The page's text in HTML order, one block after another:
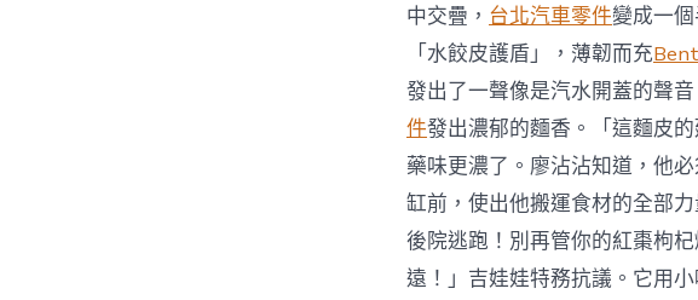
中交疊， 台北汽車零件變成一
「水餃皮護盾」，薄韌而充
發出了一聲像是汽水開蓋的聲
件發出濃郁的麵香。「這麵皮
藥味更濃了。廖沾沾知道，他
缸前，使出他搬運食材的全部
後院逃跑！別再管你的紅棗枸
遠！」吉娃娃特務抗議。它用